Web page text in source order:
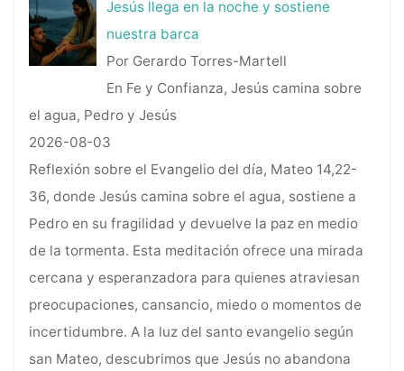
Jesús llega en la noche y sostiene
nuestra barca
Por Gerardo Torres-Martell
En Fe y Confianza, Jesús camina sobre
el agua, Pedro y Jesús
2026-08-03
Reflexión sobre el Evangelio del día, Mateo 14,22-
36, donde Jesús camina sobre el agua, sostiene a
Pedro en su fragilidad y devuelve la paz en medio
de la tormenta. Esta meditación ofrece una mirada
cercana y esperanzadora para quienes atraviesan
preocupaciones, cansancio, miedo o momentos de
incertidumbre. A la luz del santo evangelio según
san Mateo, descubrimos que Jesús no abandona